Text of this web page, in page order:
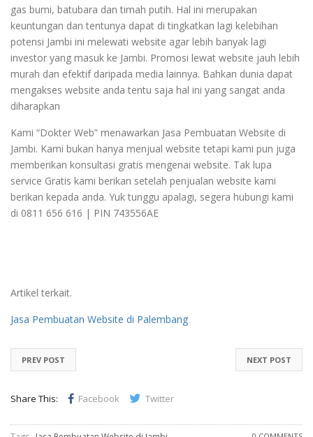
gas bumi, batubara dan timah putih. Hal ini merupakan
keuntungan dan tentunya dapat di tingkatkan lagi kelebihan
potensi Jambi ini melewati website agar lebih banyak lagi
investor yang masuk ke Jambi. Promosi lewat website jauh lebih
murah dan efektif daripada media lainnya. Bahkan dunia dapat
mengakses website anda tentu saja hal ini yang sangat anda
diharapkan
Kami “Dokter Web” menawarkan Jasa Pembuatan Website di
Jambi. Kami bukan hanya menjual website tetapi kami pun juga
memberikan konsultasi gratis mengenai website. Tak lupa
service Gratis kami berikan setelah penjualan website kami
berikan kepada anda. Yuk tunggu apalagi, segera hubungi kami
di 0811 656 616 | PIN 743556AE
Artikel terkait.
Jasa Pembuatan Website di Palembang
NEXT POST
PREV POST
Share This: Facebook Twitter